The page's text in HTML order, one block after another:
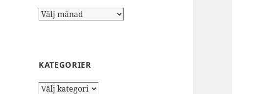
Arkiv
KATEGORIER
Kategorier